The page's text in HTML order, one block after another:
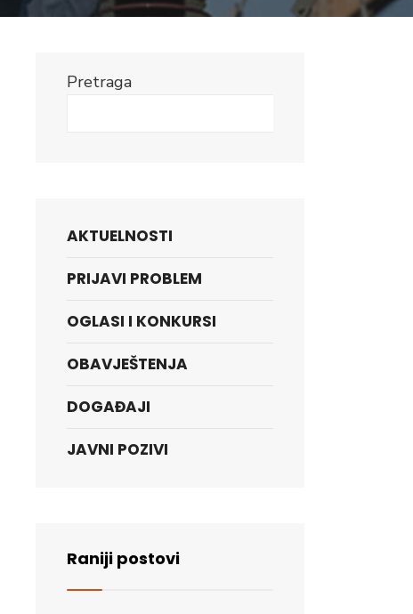
Pretraga
AKTUELNOSTI
PRIJAVI PROBLEM
OGLASI I KONKURSI
OBAVJEŠTENJA
DOGAĐAJI
JAVNI POZIVI
Raniji postovi